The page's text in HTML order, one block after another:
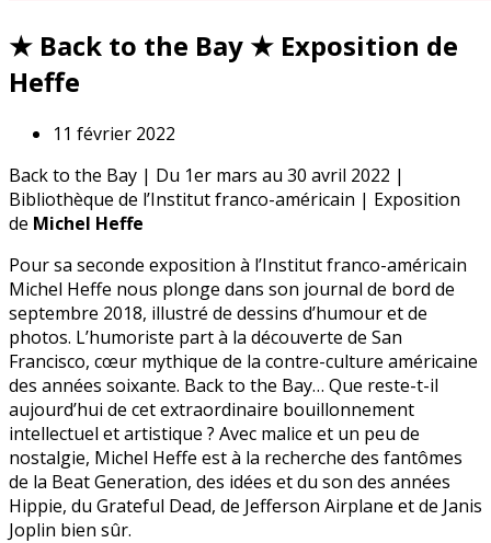
★ Back to the Bay ★ Exposition de
Heffe
11 février 2022
Back to the Bay | Du 1er mars au 30 avril 2022 |
Bibliothèque de l’Institut franco-américain | Exposition
de Michel Heffe
Pour sa seconde exposition à l’Institut franco-américain
Michel Heffe nous plonge dans son journal de bord de
septembre 2018, illustré de dessins d’humour et de
photos. L’humoriste part à la découverte de San
Francisco, cœur mythique de la contre-culture américaine
des années soixante. Back to the Bay… Que reste-t-il
aujourd’hui de cet extraordinaire bouillonnement
intellectuel et artistique ? Avec malice et un peu de
nostalgie, Michel Heffe est à la recherche des fantômes
de la Beat Generation, des idées et du son des années
Hippie, du Grateful Dead, de Jefferson Airplane et de Janis
Joplin bien sûr.